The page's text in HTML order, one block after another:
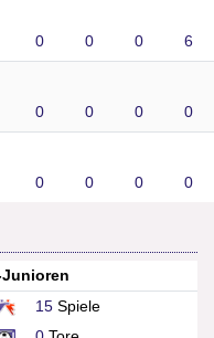
0 0 0 6
0 0 0 0
0 0 0 0
Junioren
15Spiele